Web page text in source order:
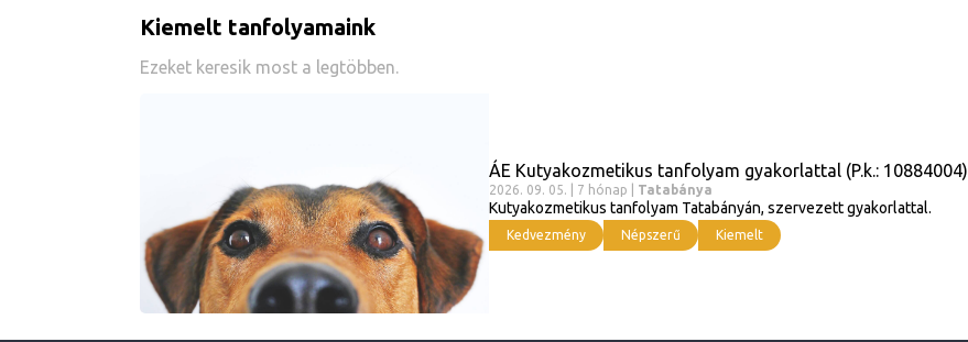
Kiemelt tanfolyamaink
Ezeket keresik most a legtöbben.
ÁE Kutyakozmetikus tanfolyam gyakorlattal (P.k.: 10884004)
2026. 09. 05. | 7 hónap | Tatabánya
Kutyakozmetikus tanfolyam Tatabányán, szervezett gyakorlattal.
Kedvezmény Népszerű Kiemelt